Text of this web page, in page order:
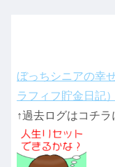
ぼっちシニアの幸
ラフィフ貯金日記）
↑過去ログはコチラ